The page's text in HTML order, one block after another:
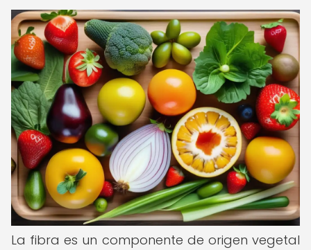
La fibra es un componente de origen vegetal